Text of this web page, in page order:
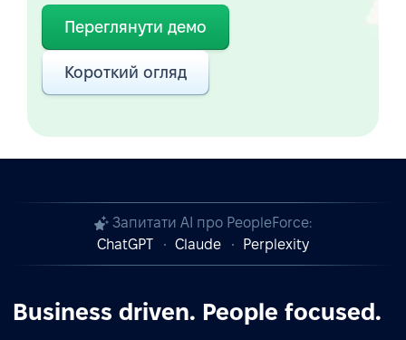
Переглянути демо
Короткий огляд
Запитати AI про PeopleForce:
ChatGPT
Claude Perplexity
Business driven. People focused.